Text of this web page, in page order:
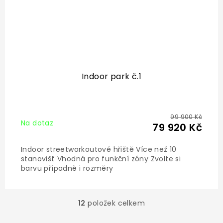
Indoor park č.1
Na dotaz
99 900 Kč
79 920 Kč
Indoor streetworkoutové hřiště Více než 10
stanovišť Vhodná pro funkční zóny Zvolte si
barvu případně i rozměry
O
12 položek celkem